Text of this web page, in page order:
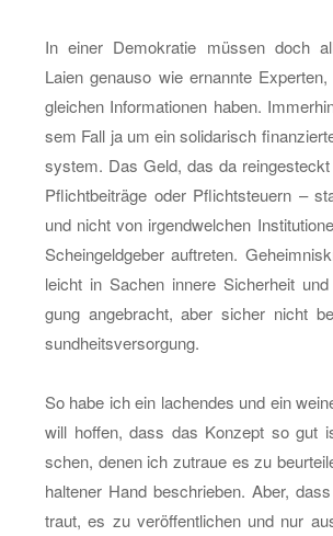
In einer De­mo­kra­tie müs­sen doch
Laien ge­nau­so wie er­nann­te
glei­chen In­for­ma­tio­nen haben.
sem Fall ja um ein so­li­da­risch
sys­tem. Das Geld, das da
Pflicht­bei­trä­ge oder Pflicht­steu­ern –
und nicht von ir­gend­wel­chen
Schein­geld­ge­ber auf­tre­ten.
leicht in Sa­chen in­ne­re Si­cher­heit
gung an­ge­bracht, aber si­cher nicht
sund­heits­ver­sor­gung.
So habe ich ein la­chen­des und ein
will hof­fen, dass das Kon­zept so gut
schen, denen ich zu­traue es zu
hal­te­ner Hand be­schrie­ben. Aber,
traut, es zu ver­öf­fent­li­chen und nur